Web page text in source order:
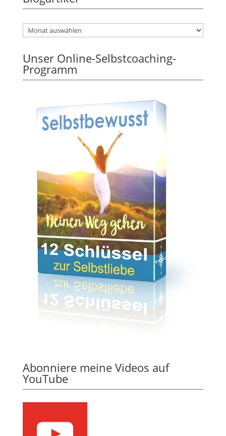
Unser Online-Selbstcoaching-
Programm
Abonniere meine Videos auf
YouTube